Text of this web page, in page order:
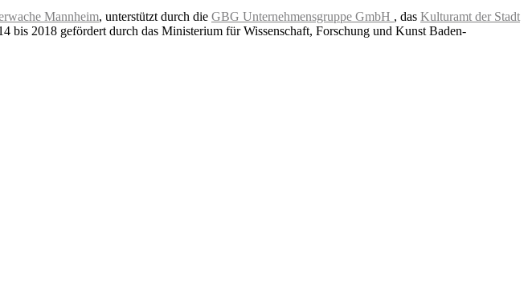
Mannheim, unterstützt durch die GBG Unternehmensgruppe GmbH , das Kulturamt der Stadt
bis 2018 gefördert durch das Ministerium für Wissenschaft, Forschung und Kunst Baden-